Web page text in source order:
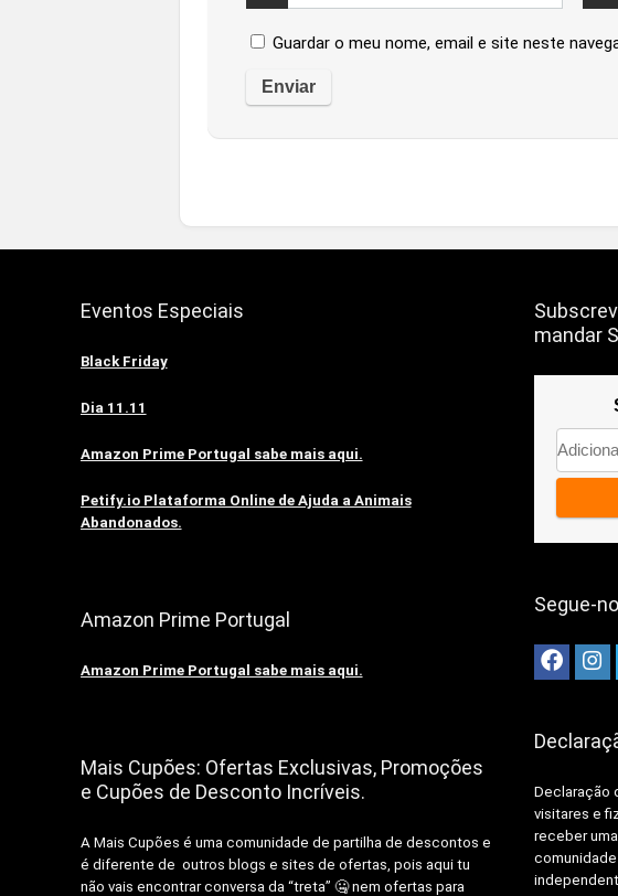
Guardar o meu nome, email e site neste
Eventos Especiais
Black Friday
Dia 11.11
Amazon Prime Portugal sabe mais aqui.
Petify.io Plataforma Online de Ajuda a Animais
Abandonados.
Amazon Prime Portugal
Amazon Prime Portugal sabe mais aqui.
Mais Cupões: Ofertas Exclusivas, Promoções
e Cupões de Desconto Incríveis.
A Mais Cupões é uma comunidade de partilha de descontos e
é diferente de outros blogs e sites de ofertas, pois aqui tu
não vais encontrar conversa da “treta” 🤐 nem ofertas para
mandar
Segue-
Declaração
visitares e
receber